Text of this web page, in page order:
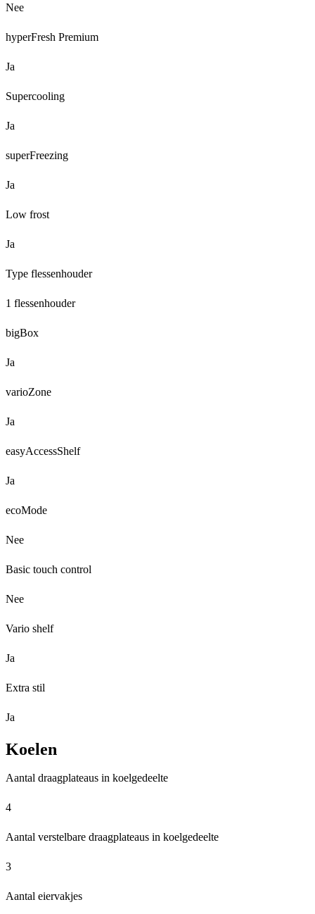
Nee
hyperFresh Premium
Ja
Supercooling
Ja
superFreezing
Ja
Low frost
Ja
Type flessenhouder
1 flessenhouder
bigBox
Ja
varioZone
Ja
easyAccessShelf
Ja
ecoMode
Nee
Basic touch control
Nee
Vario shelf
Ja
Extra stil
Ja
Koelen
Aantal draagplateaus in koelgedeelte
4
Aantal verstelbare draagplateaus in koelgedeelte
3
Aantal eiervakjes